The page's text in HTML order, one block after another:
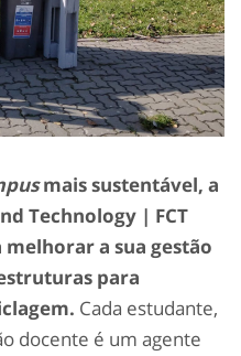
mais sustentável, a
Technology | FCT
a sua gestão
para
Cada estudante,
docente é um agente